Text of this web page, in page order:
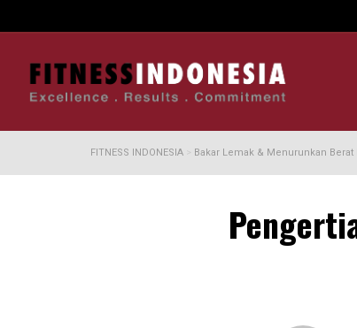
FITNESS INDONESIA > Bakar Lemak & Menurunkan Berat